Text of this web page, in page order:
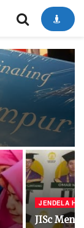
JENDELA
JISc